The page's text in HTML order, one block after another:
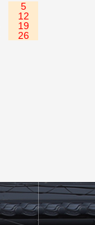
5
12
19
26